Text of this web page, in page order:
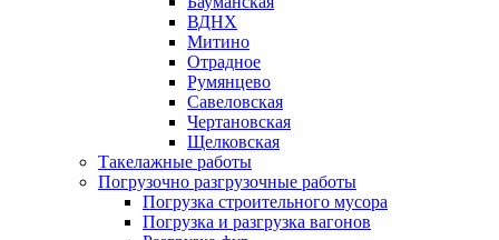
ВДНХ
Митино
Отрадное
Румянцево
Савеловская
Чертановская
Щелковская
Такелажные работы
Погрузочно разгрузочные работы
Погрузка строительного мусора
Погрузка и разгрузка вагонов